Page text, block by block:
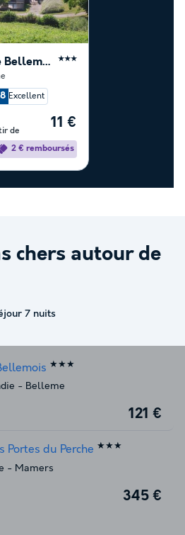
Camping du Perche Bellemois ★★★
Excellent
de
11 €
2 € remboursés
chers autour de
7 nuits
★★★
- Belleme
121 €
Portes du Perche ★★★
- Mamers
345 €